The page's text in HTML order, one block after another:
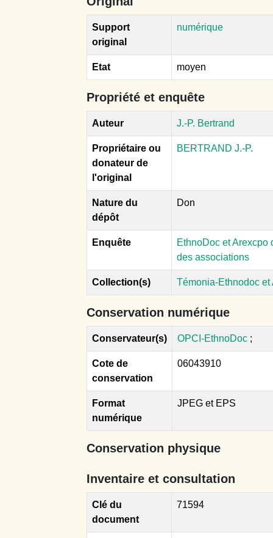
Support
original
numérique
Etat moyen
Propriété et enquête
Auteur J.-P. Bertrand
Propriétaire ou
donateur de
l'original
BERTRAND J.-P.
Nature du
dépôt
Don
Enquête
EthnoDoc et Arexcpo
des associations
Collection(s) Témonia-Ethnodoc
Conservation numérique
Conservateur(s) OPCI-EthnoDoc ;
Cote de
conservation
06043910
Format
numérique
JPEG et EPS
Conservation physique
Inventaire et consultation
Clé du
document
71594